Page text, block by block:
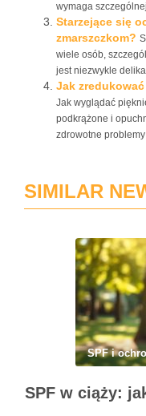
wymaga
Starzejące się
zmarszczkom?
wiele osób,
jest niezwykle
Jak
Jak wyglądać
podkrążone i
zdrowotne
SIMILAR
SPF i